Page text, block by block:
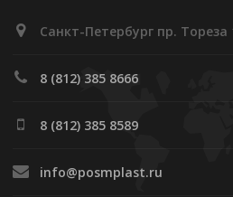
Санкт-Петербург пр. Тореза
8 (812) 385 8666
8 (812) 385 8589
info@posmplast.ru